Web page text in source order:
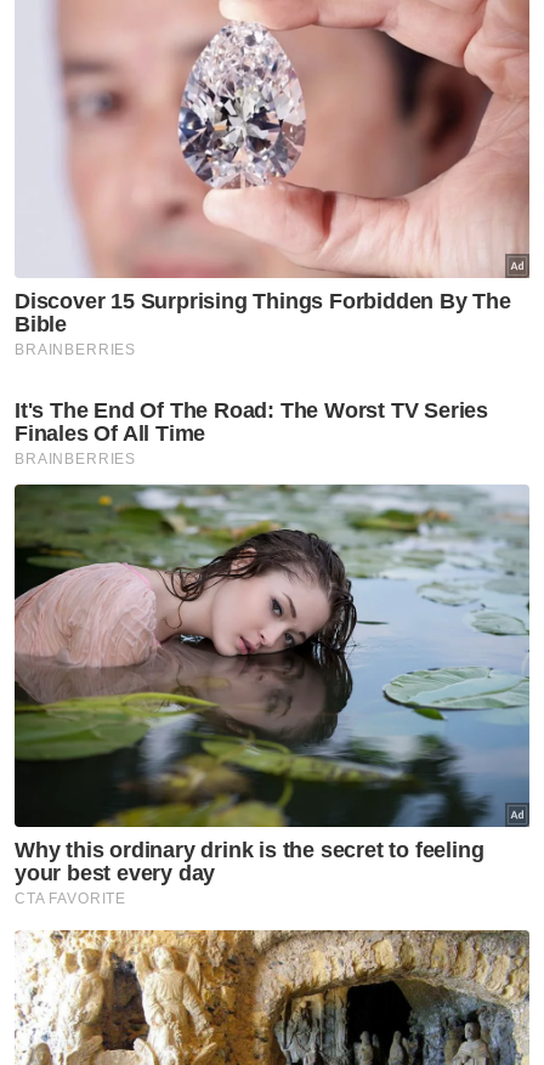
“Kerajaan negeri dengan kerjasama
Malaysia (SKMM) sentiasa beri tumpuan
kepada penambahbaikan infrastruktur
komunikasi melalui penyediaan liputan jalur
lebar berkelajuan tinggi untuk membolehkan
rakyat khususnya di luar bandar menikmati
akses perkhidmatan jalur lebar lebih
menyeluruh,” katanya.
Wan Romani